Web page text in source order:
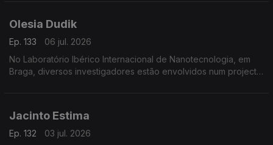
Olesia Dudik
Ep. 133
06 jul. 2026
No Laboratório Ibérico Internacional de Nanotecnologia, em
Braga, diversos investigadores estão envolvidos num projecto
Jacinto Estima
Ep. 132
03 jul. 2026